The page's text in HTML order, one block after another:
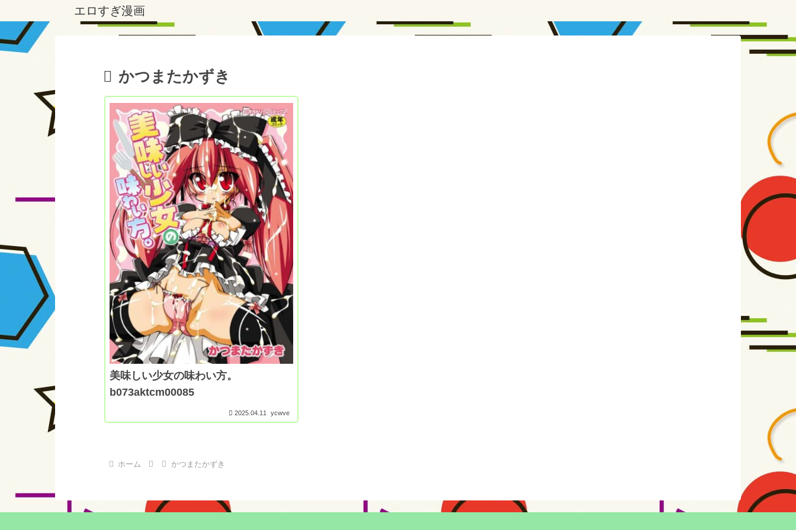
エロすぎ漫画
かつまたかずき
美味しい少女の味わい方。
b073aktcm00085
2025.04.11 ycwve
ホーム かつまたかずき